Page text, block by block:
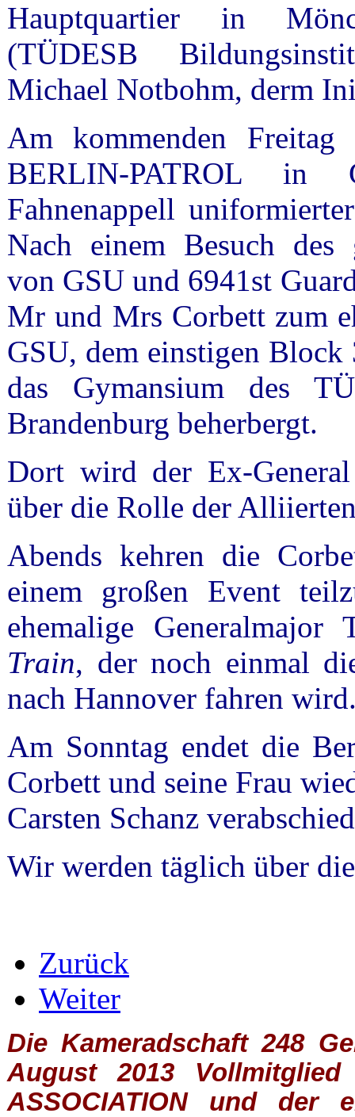
Hauptquartier in
(TÜDESB
Michael Notbohm, derm
Am kommenden
BERLIN-PATROL in
Fahnenappell
Nach einem Besuch des
von GSU und 6941st
Mr und Mrs Corbett zum
GSU, dem einstigen Block
das Gymansium des
Brandenburg beherbergt.
Dort wird der Ex-
über die Rolle der
Abends kehren die
einem großen Event
ehemalige
Train, der noch einmal
nach Hannover fahren
Am Sonntag endet die
Corbett und seine Frau
Carsten Schanz
Wir werden täglich über
Zurück
Weiter
Die Kameradschaft 248
August 2013
ASSOCIATIONund der